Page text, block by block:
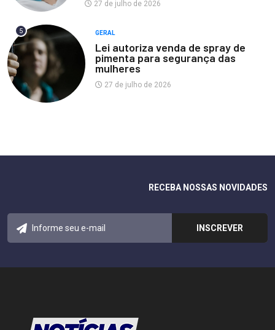
27 de julho de 2026
5 GERAL
Lei autoriza venda de spray de
pimenta para segurança das
mulheres
27 de julho de 2026
RECEBA NOSSAS NOVIDADES